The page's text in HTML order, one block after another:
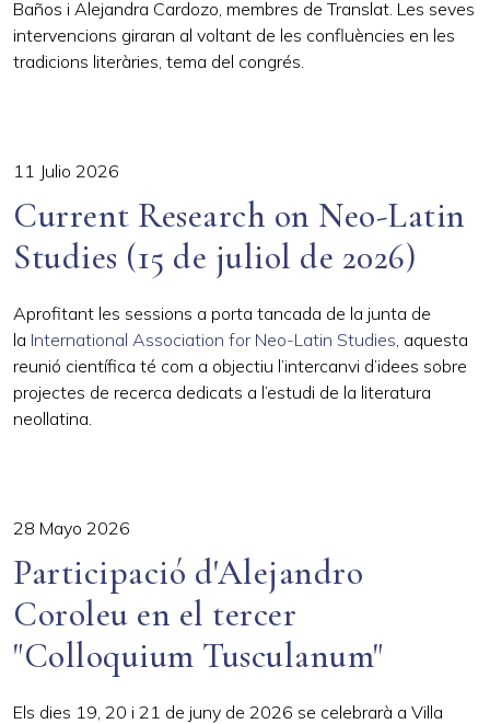
Baños i Alejandra Cardozo, membres de Translat. Les seves
intervencions giraran al voltant de les confluències en les
tradicions literàries, tema del congrés.
11 Julio 2026
Current Research on Neo-Latin
Studies (15 de juliol de 2026)
Aprofitant les sessions a porta tancada de la junta de
la International Association for Neo-Latin Studies , aquesta
reunió científica té com a objectiu l’intercanvi d’idees sobre
projectes de recerca dedicats a l’estudi de la literatura
neollatina.
28 Mayo 2026
Participació d'Alejandro
Coroleu en el tercer
"Colloquium Tusculanum"
Els dies 19, 20 i 21 de juny de 2026 se celebrarà a Villa